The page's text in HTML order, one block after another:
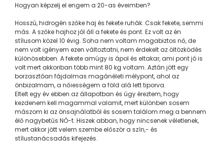
Hogyan képzelj el engem a 20-as éveimben?
Hosszú, hidrogén szőke haj és fekete ruhák. Csak fekete, semmi
más. A szőke hajhoz jól áll a fekete és pont. Ez volt az én
stílusom közel 10 évig. Soha nem voltam magabiztos nő, de
nem volt igényem ezen változtatni, nem érdekelt az öltözködés
különösebben. A fekete amúgy is ápol és eltakar, ami pont jó is
volt mert akkoriban több mint 80 kg voltam. Aztán jött egy
borzasztóan fájdalmas magánéleti mélypont, ahol az
önbizalmam, a nőiességem a föld alá lett tiporva.
Eltelt egy év ebben az állapotban és úgy éreztem, hogy
kezdenem kell magammal valamit, mert különben sosem
mászom ki az önsajnálatból és sosem találom meg a bennem
élő nagybetűs NŐ-t. Hiszek abban, hogy nincsenek véletlenek,
mert akkor jött velem szembe először a szín,- és
stílustanácsadás kifejezés.